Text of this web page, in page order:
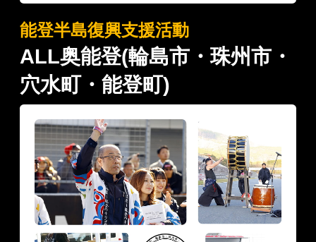
能登半島復興支援活動
ALL奥能登(輪島市・珠州市・
穴水町・能登町)